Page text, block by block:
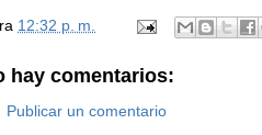
12:32 p. m.
hay comentarios:
Publicar un comentario